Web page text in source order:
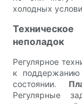
холодных
неполадок
Регулярное
к поддержанию
состоянии.
Регулярные